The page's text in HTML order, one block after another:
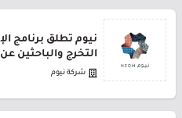
نيوم تطلق برنامج
التخرج والباحثين
شركة نيوم